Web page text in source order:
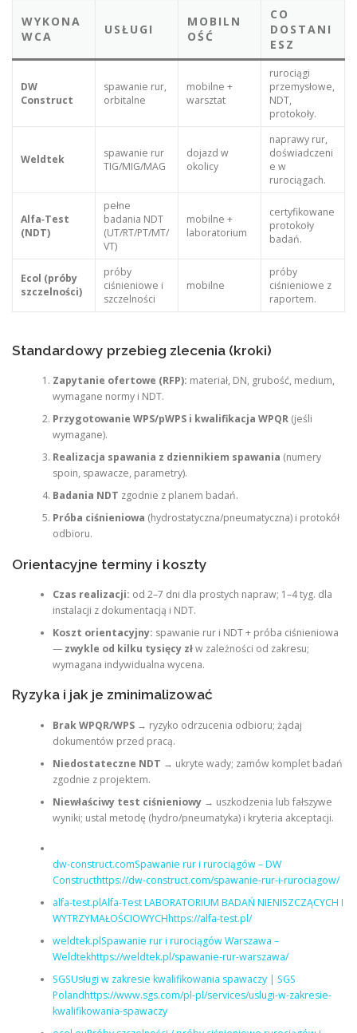
WYKONA
WCA
USŁUGI
MOBILN
OŚĆ
CO
DOSTANI
ESZ
DW
Construct
spawanie rur,
orbitalne
mobilne +
warsztat
rurociągi
przemysłowe,
NDT,
protokoły.
Weldtek
spawanie rur
TIG/MIG/MAG
dojazd w
okolicy
naprawy rur,
doświadczeni
e w
rurociągach.
Alfa‑Test
(NDT)
pełne
badania NDT
(UT/RT/PT/MT/
VT)
mobilne +
laboratorium
certyfikowane
protokoły
badań.
Ecol (próby
szczelności)
próby
ciśnieniowe i
szczelności
mobilne
próby
ciśnieniowe z
raportem.
Standardowy przebieg zlecenia (kroki)
Zapytanie ofertowe (RFP): materiał, DN, grubość, medium,
wymagane normy i NDT.
Przygotowanie WPS/pWPS i kwalifikacja WPQR(jeśli
wymagane).
Realizacja spawania z dziennikiem spawania (numery
spoin, spawacze, parametry).
Badania NDT zgodnie z planem badań.
Próba ciśnieniowa (hydrostatyczna/pneumatyczna) i protokół
odbioru.
Orientacyjne terminy i koszty
Czas realizacji: od 2–7 dni dla prostych napraw; 1–4 tyg. dla
instalacji z dokumentacją i NDT.
Koszt orientacyjny: spawanie rur i NDT + próba ciśnieniowa
— zwykle od kilku tysięcy złw zależności od zakresu;
wymagana indywidualna wycena.
Ryzyka i jak je zminimalizować
Brak WPQR/WPS→ ryzyko odrzucenia odbioru; żądaj
dokumentów przed pracą.
Niedostateczne NDT → ukryte wady; zamów komplet badań
zgodnie z projektem.
Niewłaściwy test ciśnieniowy→ uszkodzenia lub fałszywe
wyniki; ustal metodę (hydro/pneumatyka) i kryteria akceptacji.
dw-construct.comSpawanie rur i rurociągów – DW
Constructhttps://dw-construct.com/spawanie-rur-i-rurociagow/
alfa-test.plAlfa-Test LABORATORIUM BADAŃ NIENISZCZĄCYCH I
WYTRZYMAŁOŚCIOWYCHhttps://alfa-test.pl/
weldtek.plSpawanie rur i rurociągów Warszawa –
Weldtekhttps://weldtek.pl/spawanie-rur-warszawa/
SGSUsługi w zakresie kwalifikowania spawaczy | SGS
Polandhttps://www.sgs.com/pl-pl/services/uslugi-w-zakresie-
kwalifikowania-spawaczy